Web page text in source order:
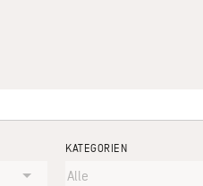
KATEGORIEN